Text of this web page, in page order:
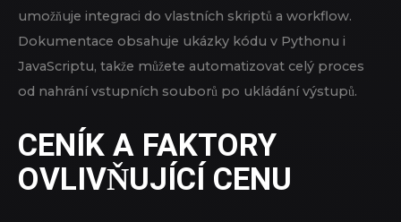
umožňuje integraci do vlastních skriptů a workflow.
Dokumentace obsahuje ukázky kódu v Pythonu i
JavaScriptu, takže můžete automatizovat celý proces
od nahrání vstupních souborů po ukládání výstupů.
CENÍK A FAKTORY
OVLIVŇUJÍCÍ CENU